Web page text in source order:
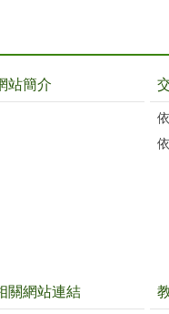
站簡介
關網站連結